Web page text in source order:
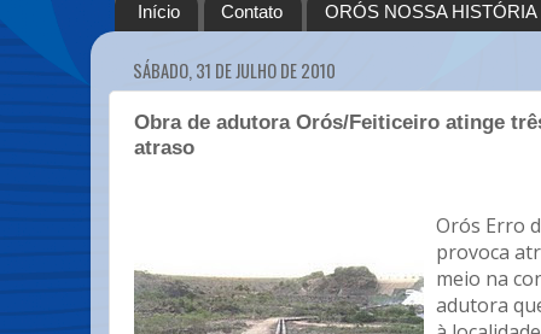
Início Contato ORÓS NOSSA HISTÓRIA
SÁBADO, 31 DE JULHO DE 2010
Obra de adutora Orós/Feiticeiro atinge
atraso
Orós Erro
provoca
meio na
adutora